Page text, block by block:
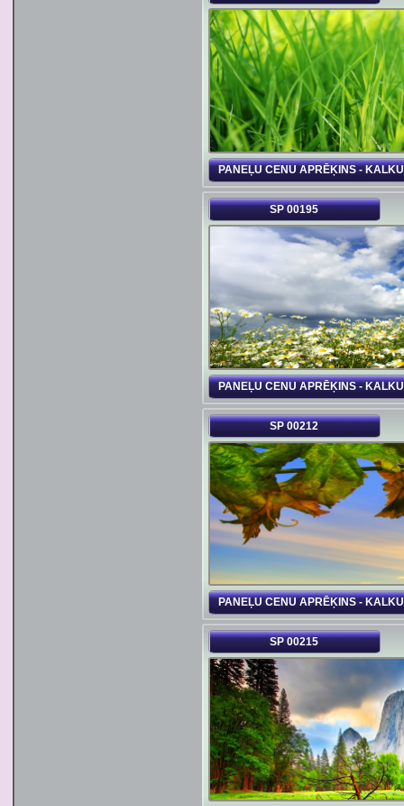
PANEĻU CENU APRĒĶINS -
SP 00195
PANEĻU CENU APRĒĶINS -
SP 00212
PANEĻU CENU APRĒĶINS -
SP 00215